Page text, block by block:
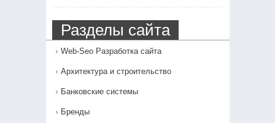
Разделы сайта
Web-Seo Разработка сайта
Архитектура и строительство
Банковские системы
Бренды